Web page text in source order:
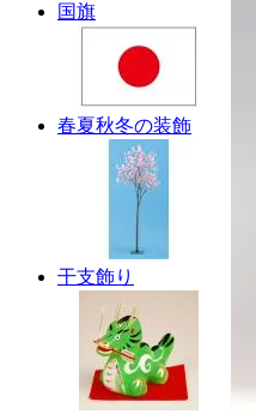
国旗
春夏秋冬の装飾
干支飾り